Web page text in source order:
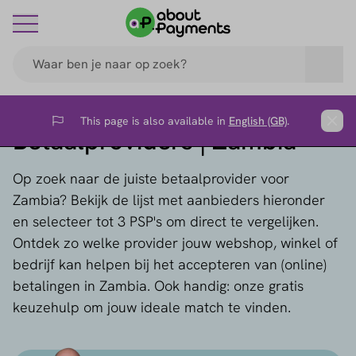
Flag This page is also available in English (GB).
Betaalproviders | Zambia
Op zoek naar de juiste betaalprovider voor
Zambia? Bekijk de lijst met aanbieders hieronder
en selecteer tot 3 PSP's om direct te vergelijken.
Ontdek zo welke provider jouw webshop, winkel of
bedrijf kan helpen bij het accepteren van (online)
betalingen in Zambia. Ook handig: onze gratis
keuzehulp om jouw ideale match te vinden.